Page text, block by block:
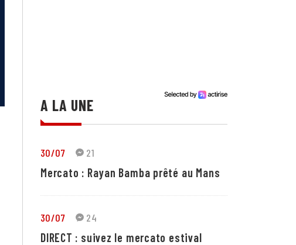
A LA UNE
30/07 21
Mercato : Rayan Bamba prêté au Mans
30/07 24
DIRECT : suivez le mercato estival